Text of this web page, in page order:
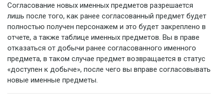
Согласование новых именных предметов разрешается
лишь после того, как ранее согласованный предмет будет
полностью получен персонажем и это будет закреплено в
отчете, а также таблице именных предметов. Вы в праве
отказаться от добычи ранее согласованного именного
предмета, в таком случае предмет возвращается в статус
«доступен к добыче», после чего вы вправе согласовывать
новые именные предметы.